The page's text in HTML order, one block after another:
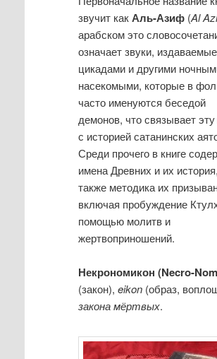
звучит какАль-Азиф (Al
арабском это
означает звуки, издаваемые
цикадами и другими
насекомыми, которые в
часто именуются беседой
демонов, что связывает эту
с историей сатанинских
Среди прочего в книге
имена Древних и их
также методика их
включая пробуждение
помощью молитв и
жертвоприношений.
Некрономикон (Necro-
(закон), eikon (образ,
закона мёртвых.